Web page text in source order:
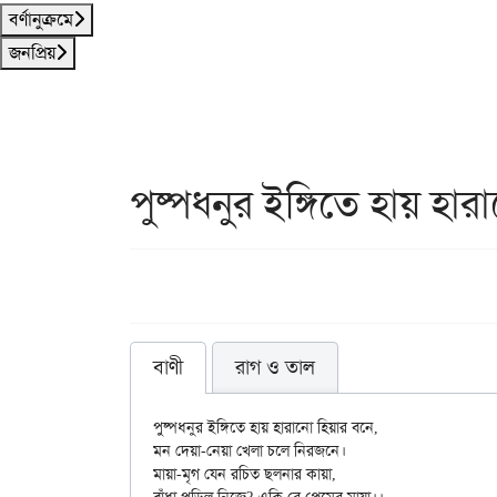
বর্ণানুক্রমে
জনপ্রিয়
পুষ্পধনুর ইঙ্গিতে হায়
বাণী রাগ ও তাল
পুষ্পধনুর ইঙ্গিতে হায় হারানো হিয়ার বনে,
মন দেয়া-নেয়া খেলা চলে নিরজনে।
মায়া-মৃগ যেন রচিত ছলনার কায়া,